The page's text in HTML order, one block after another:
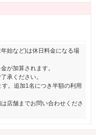
始など)は休日料金になる場
が加算されます。
承ください。
。追加1名につき半額の利用
店舗までお問い合わせくださ